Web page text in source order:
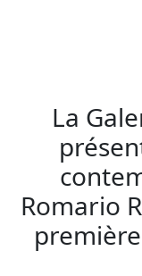
La
Romario